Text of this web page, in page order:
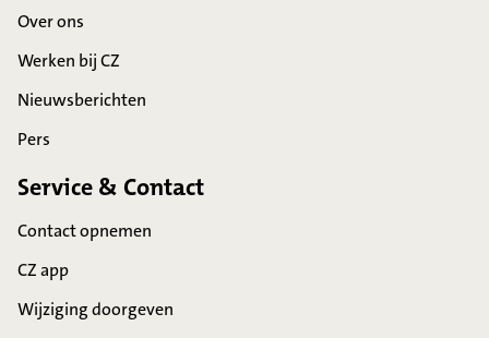
Over ons
Werken bij CZ
Nieuwsberichten
Pers
Service & Contact
Contact opnemen
CZ app
Wijziging doorgeven